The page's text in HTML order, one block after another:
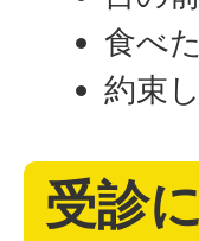
食べ
約束
受診